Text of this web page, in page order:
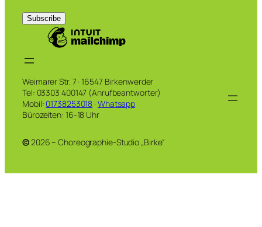
Weimarer Str. 7 · 16547 Birkenwerder
Tel: 03303 400147 (Anrufbeantworter)
Mobil: 01738253018 · Whatsapp
Bürozeiten: 16-18 Uhr
©2026 – Choreographie-Studio „Birke“